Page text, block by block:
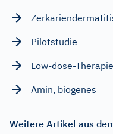
Pilotstudie
Low-dose-Therapie
Amin, biogenes
Weitere Artikel aus